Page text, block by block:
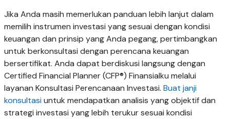
Jika Anda masih memerlukan panduan lebih lanjut dalam
memilih instrumen investasi yang sesuai dengan kondisi
keuangan dan prinsip yang Anda pegang, pertimbangkan
untuk berkonsultasi dengan perencana keuangan
bersertifikat. Anda dapat berdiskusi langsung dengan
Certified Financial Planner (CFP®) Finansialku melalui
layanan Konsultasi Perencanaan Investasi. Buat janji
konsultasiuntuk mendapatkan analisis yang objektif dan
strategi investasi yang lebih terukur sesuai kondisi